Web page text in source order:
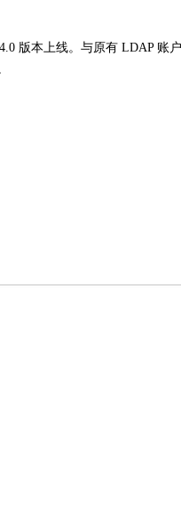
版本上线。与原有 LDAP 账